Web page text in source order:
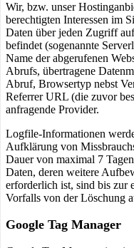
Wir, bzw. unser
berechtigten Interessen im
Daten über jeden Zugriff
befindet (sogenannte
Name der abgerufenen
Abrufs, übertragene
Abruf, Browsertyp nebst
Referrer URL (die zuvor
anfragende Provider.
Logfile-Informationen
Aufklärung von
Dauer von maximal 7
Daten, deren weitere
erforderlich ist, sind bis zur
Vorfalls von der Löschung
Google Tag Manager